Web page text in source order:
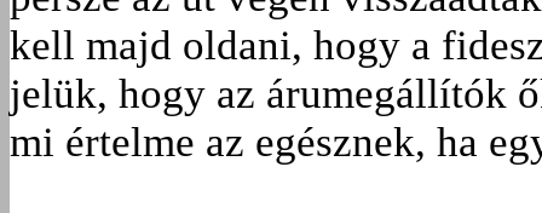
kell majd oldani, hogy a
jelük, hogy az árumegállítók
mi értelme az egésznek, ha